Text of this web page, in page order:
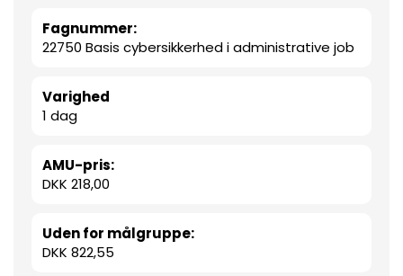
Fagnummer:
22750 Basis cybersikkerhed i administrative job
Varighed
1 dag
AMU-pris:
DKK 218,00
Uden for målgruppe:
DKK 822,55